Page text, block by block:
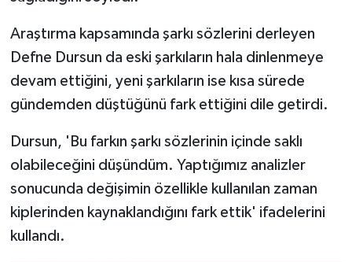
Araştırma kapsamında şarkı sözlerini derleyen
Defne Dursun da eski şarkıların hala dinlenmeye
devam ettiğini, yeni şarkıların ise kısa sürede
gündemden düştüğünü fark ettiğini dile getirdi.
Dursun, 'Bu farkın şarkı sözlerinin içinde saklı
olabileceğini düşündüm. Yaptığımız analizler
sonucunda değişimin özellikle kullanılan zaman
kiplerinden kaynaklandığını fark ettik' ifadelerini
kullandı.